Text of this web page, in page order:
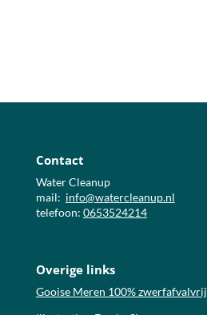
Contact
Water Cleanup
mail: info@watercleanup.nl
telefoon: 0653524214
Overige links
Gooise Meren 100% zwerfafvalvrij